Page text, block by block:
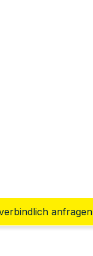
anfragen